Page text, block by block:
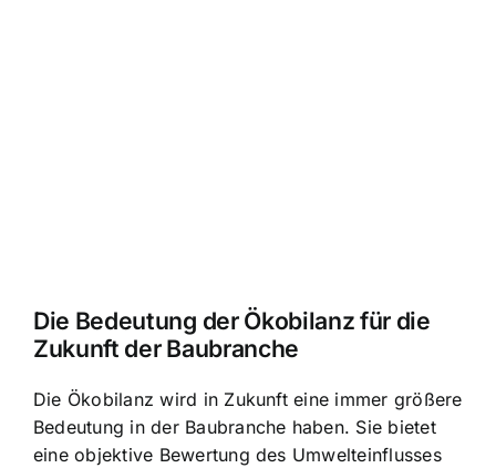
Die Bedeutung der Ökobilanz für die
Zukunft der Baubranche
Die Ökobilanz wird in Zukunft eine immer größere
Bedeutung in der Baubranche haben. Sie bietet
eine objektive Bewertung des Umwelteinflusses